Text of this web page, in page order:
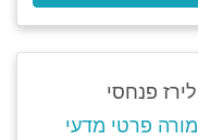
לירז פנחסי
מורה פרטי מדעי